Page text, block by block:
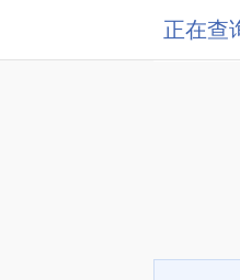
正在查